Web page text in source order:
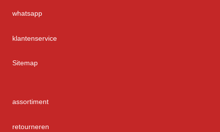
whatsapp
klantenservice
Sitemap
assortiment
retourneren